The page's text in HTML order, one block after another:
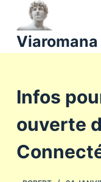
a
u
o
Infos
ouverte